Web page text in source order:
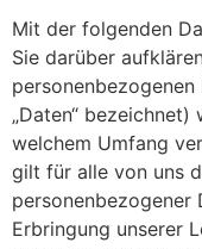
Mit der folgenden
Sie darüber
„Daten“
welchem Umfang
gilt für alle von uns
personenbezogener
Erbringung unserer